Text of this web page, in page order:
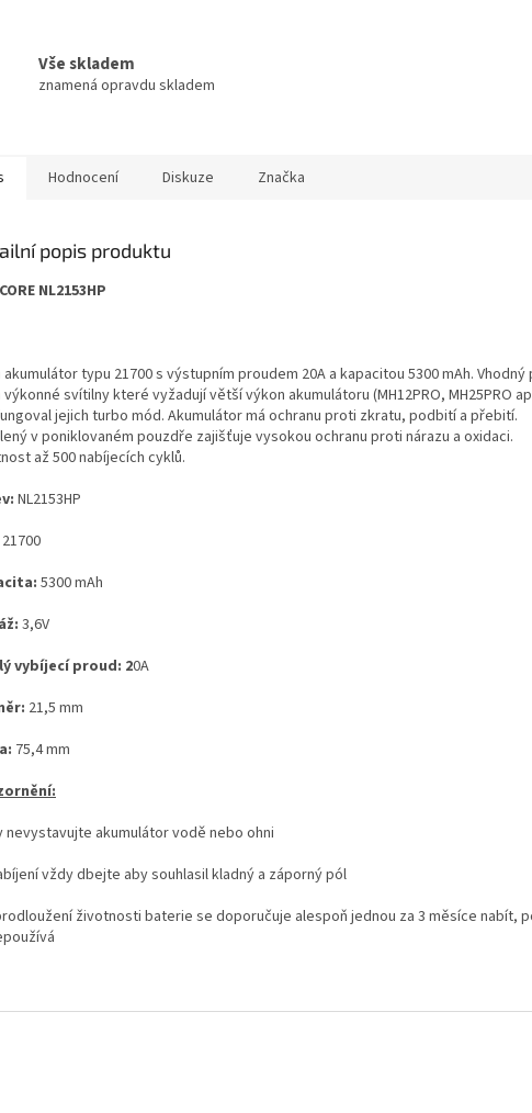
Vše skladem
znamená opravdu skladem
Hodnocení Diskuze Značka
popis produktu
NL2153HP
akumulátor typu 21700 s výstupním proudem 20A a kapacitou 5300 mAh. Vhodný
svítilny které vyžadují větší výkon akumulátoru (MH12PRO, MH25PRO
jejich turbo mód. Akumulátor má ochranu proti zkratu, podbití a přebití.
v poniklovaném pouzdře zajišťuje vysokou ochranu proti nárazu a oxidaci.
až 500 nabíjecích cyklů.
NL2153HP
21700
5300 mAh
3,6V
vybíjecí proud: 20A
21,5 mm
75,4 mm
nevystavujte akumulátor vodě nebo ohni
vždy dbejte aby souhlasil kladný a záporný pól
životnosti baterie se doporučuje alespoň jednou za 3 měsíce nabít,